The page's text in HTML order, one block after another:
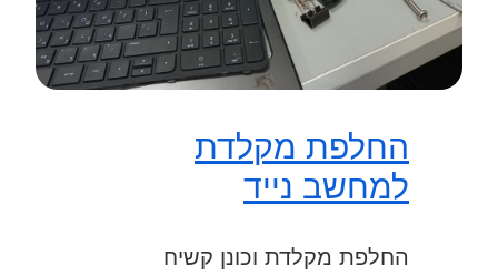
החלפת מקלדת
למחשב נייד
החלפת מקלדת וכונן קשיח